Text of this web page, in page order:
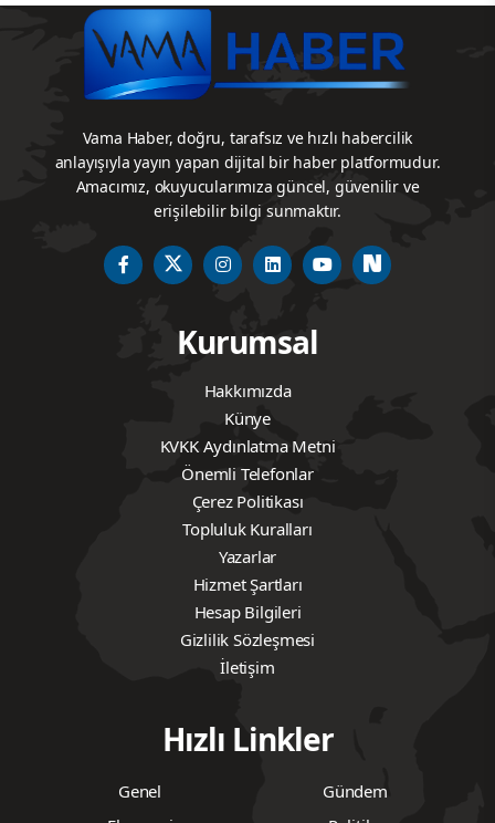
Vama Haber, doğru, tarafsız ve hızlı habercilik
anlayışıyla yayın yapan dijital bir haber platformudur.
Amacımız, okuyucularımıza güncel, güvenilir ve
erişilebilir bilgi sunmaktır.
Kurumsal
Hakkımızda
Künye
KVKK Aydınlatma Metni
Önemli Telefonlar
Çerez Politikası
Topluluk Kuralları
Yazarlar
Hizmet Şartları
Hesap Bilgileri
Gizlilik Sözleşmesi
İletişim
Hızlı Linkler
Genel
Gündem